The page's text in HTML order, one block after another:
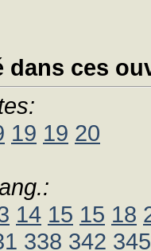
dans ces
19 19 20
14 15 15 18
338 342 345